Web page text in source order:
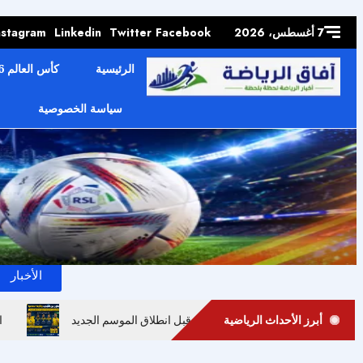
content7 أغسطس، 2026 Facebook
Twitter
Linkedin
الرئيسية كأس العالم 2026
سياسة الخصوصية
الرئيسية جدول ترتيب دوري روشن 2025/26
الأخبار
أبرز الأحداث الرياضية
بين تجديد المفرج وأزمة الدفاع قبل انطلاق الموسم الجديد